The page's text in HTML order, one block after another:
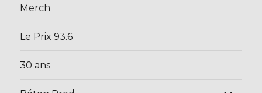
Merch
Le Prix 93.6
30 ans
ouvrir